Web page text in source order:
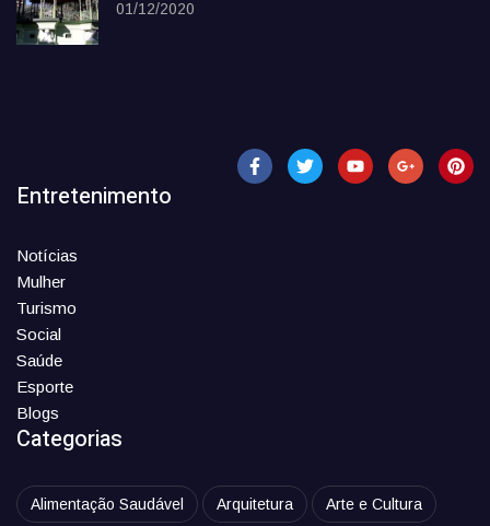
01/12/2020
Entretenimento
Notícias
Mulher
Turismo
Social
Saúde
Esporte
Blogs
Categorias
Alimentação Saudável Arquitetura Arte e Cultura